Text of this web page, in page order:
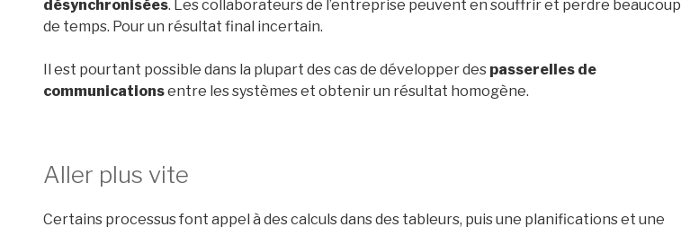
désynchronisées. Les collaborateurs de l’entreprise peuvent en souffrir et perdre beaucoup
de temps. Pour un résultat final incertain.
Il est pourtant possible dans la plupart des cas de développer des passerelles de
communicationsentre les systèmes et obtenir un résultat homogène.
Aller plus vite
Certains processus font appel à des calculs dans des tableurs, puis une planifications et une